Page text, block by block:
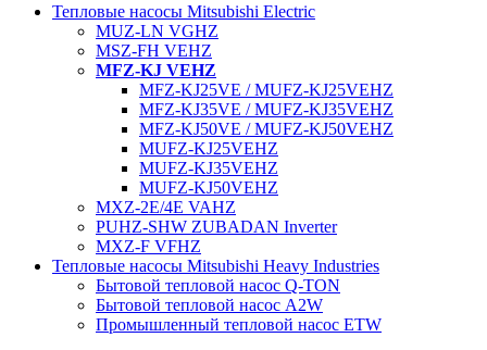
Тепловые насосы Mitsubishi Electric
MUZ-LN VGHZ
MSZ-FH VEHZ
MFZ-KJ VEHZ
MFZ-KJ25VE / MUFZ-KJ25VEHZ
MFZ-KJ35VE / MUFZ-KJ35VEHZ
MFZ-KJ50VE / MUFZ-KJ50VEHZ
MUFZ-KJ25VEHZ
MUFZ-KJ35VEHZ
MUFZ-KJ50VEHZ
MXZ-2E/4E VAHZ
PUHZ-SHW ZUBADAN Inverter
MXZ-F VFHZ
Тепловые насосы Mitsubishi Heavy Industries
Бытовой тепловой насос Q-TON
Бытовой тепловой насос A2W
Промышленный тепловой насос ETW